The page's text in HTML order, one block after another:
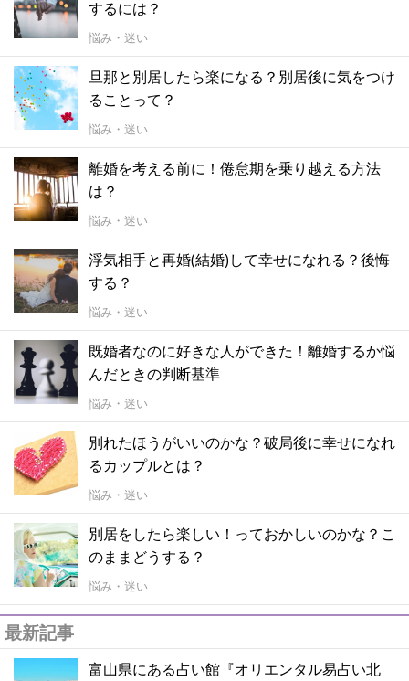
するには？
悩み・迷い
旦那と別居したら楽になる？別居後に気をつけ
ることって？
悩み・迷い
離婚を考える前に！倦怠期を乗り越える方法
は？
悩み・迷い
浮気相手と再婚(結婚)して幸せになれる？後悔
する？
悩み・迷い
既婚者なのに好きな人ができた！離婚するか悩
んだときの判断基準
悩み・迷い
別れたほうがいいのかな？破局後に幸せになれ
るカップルとは？
悩み・迷い
別居をしたら楽しい！っておかしいのかな？こ
のままどうする？
悩み・迷い
最新記事
富山県にある占い館『オリエンタル易占い北